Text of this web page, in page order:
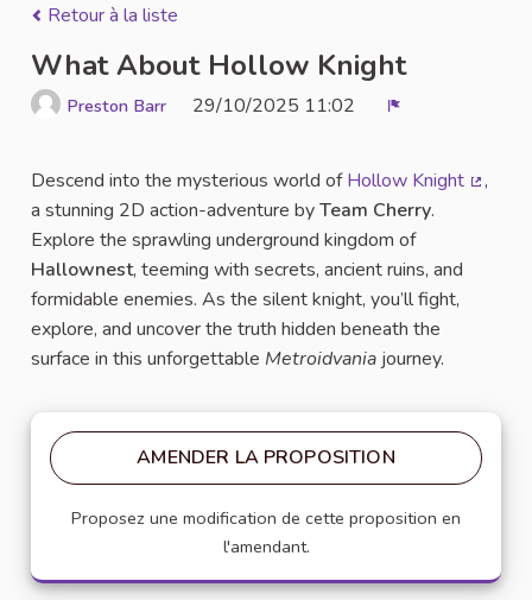
Retour à la liste
What About Hollow Knight
Preston Barr 29/10/2025 11:02
Descend into the mysterious world ofHollow Knight
,
a stunning 2D action-adventure byTeam Cherry.
Explore the sprawling underground kingdom of
Hallownest, teeming with secrets, ancient ruins, and
formidable enemies. As the silent knight, you’ll fight,
explore, and uncover the truth hidden beneath the
surface in this unforgettable Metroidvania journey.
AMENDER LA PROPOSITION
Proposez une modification de cette proposition en
l'amendant.